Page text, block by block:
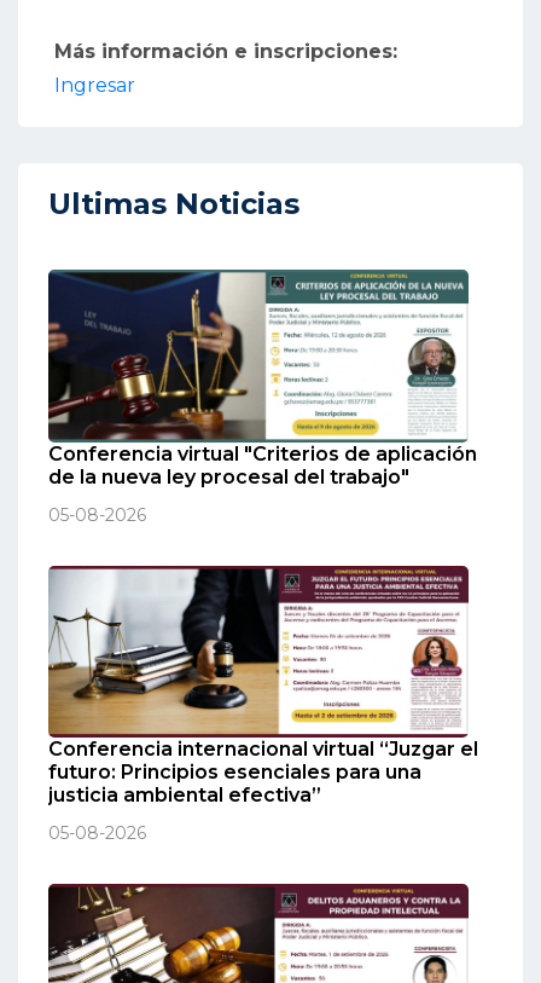
Más información e inscripciones:
Ingresar
Ultimas Noticias
Conferencia virtual "Criterios de aplicación
de la nueva ley procesal del trabajo"
05-08-2026
Conferencia internacional virtual “Juzgar el
futuro: Principios esenciales para una
justicia ambiental efectiva”
05-08-2026